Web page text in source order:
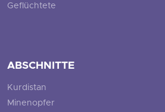
Geflüchtete
ABSCHNITTE
Kurdistan
Minenopfer